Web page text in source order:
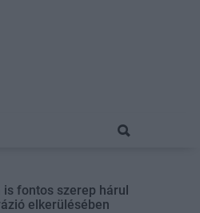
is fontos szerep hárul
elkerülésében